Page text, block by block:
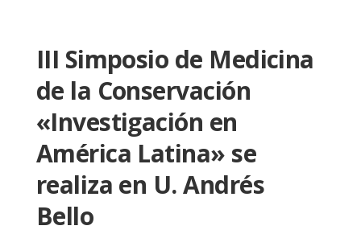
III Simposio de Medicina
de la Conservación
«Investigación en
América Latina» se
realiza en U. Andrés
Bello